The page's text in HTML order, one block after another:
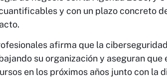
y con un plazo concreto
afirma que la
su organización y aseguran
en los próximos años junto con la